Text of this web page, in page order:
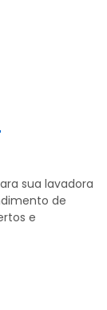
sua lavadora
de
e